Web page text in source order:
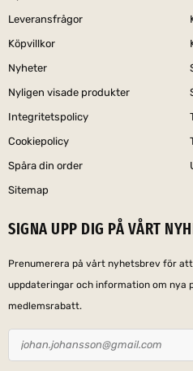
Leveransfrågor
Köpvillkor
Nyheter
Nyligen visade produkter
Integritetspolicy
Cookiepolicy
Spåra din order
Sitemap
SIGNA UPP DIG PÅ VÅRT
Prenumerera på vårt nyhetsbrev för
uppdateringar och information om nya
medlemsrabatt.